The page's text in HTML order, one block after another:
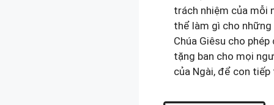
trách nhiệm của mỗi
thể làm gì cho
Chúa Giêsu cho
tặng ban cho mọi
của Ngài, để con